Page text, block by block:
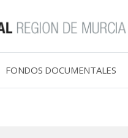
FONDOS DOCUMENTALES